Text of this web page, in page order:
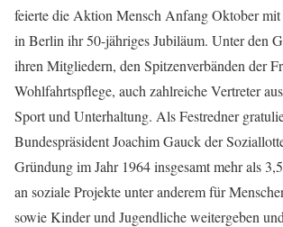
feierte die Aktion Mensch Anfang Oktober mit
in Berlin ihr 50-jähriges Jubiläum. Unter den
ihren Mitgliedern, den Spitzenverbänden der
Wohlfahrtspflege, auch zahlreiche Vertreter
Sport und Unterhaltung. Als Festredner
Bundespräsident Joachim Gauck der
Gründung im Jahr 1964 insgesamt mehr als
an soziale Projekte unter anderem für
sowie Kinder und Jugendliche weitergeben